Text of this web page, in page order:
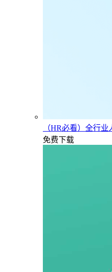
（HR必看）全行
免费下载